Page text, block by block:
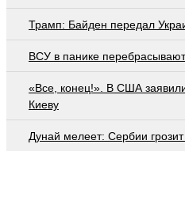
Трамп: Байден передал
ВСУ в панике
«Все, конец!». В США
Киеву
Дунай мелеет: Сербии